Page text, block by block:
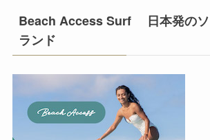
Beach Access Surf 日本発のソ
ランド